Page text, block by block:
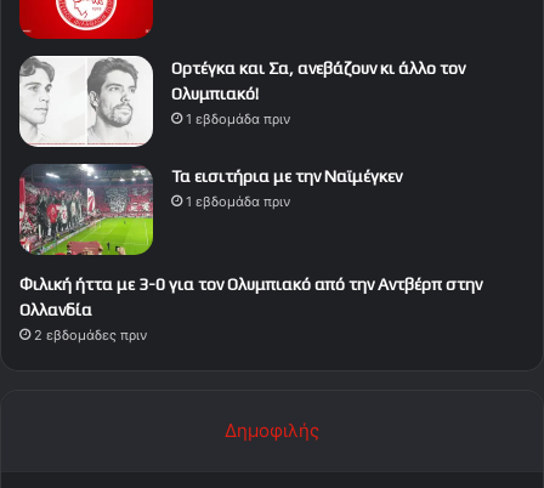
Ορτέγκα και Σα, ανεβάζουν κι άλλο τον
Ολυμπιακό!
1 εβδομάδα πριν
Τα εισιτήρια με την Ναϊμέγκεν
1 εβδομάδα πριν
Φιλική ήττα με 3-0 για τον Ολυμπιακό από την Αντβέρπ στην
Ολλανδία
2 εβδομάδες πριν
Δημοφιλής